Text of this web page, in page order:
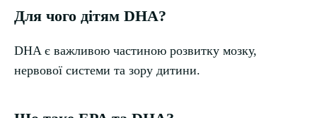
Для чого дітям DHA?
DHA є важливою частиною розвитку мозку,
нервової системи та зору дитини.